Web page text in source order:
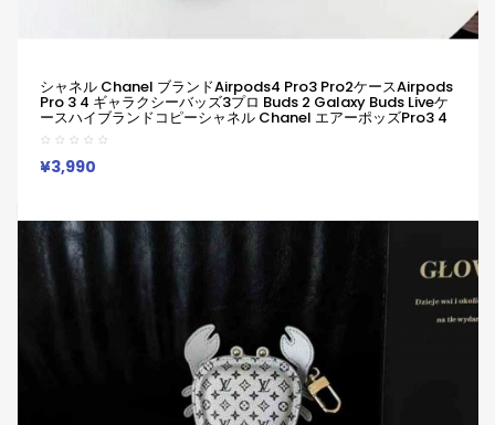
シャネル Chanel ブランドAirpods4 Pro3 Pro2ケースAirpods
Pro 3 4 ギャラクシーバッズ3プロ Buds 2 Galaxy Buds Liveケ
ースハイブランドコピーシャネル Chanel エアーポッズPro3 4
3 2 Pro2 Pro2 Galaxy Buds 3 Pro 2 Galaxy Buds Liveケース
ブランドレディースハイブランドシャネル Chanel エアーポッ
ズpro2 3 4ケースジャケット
¥3,990